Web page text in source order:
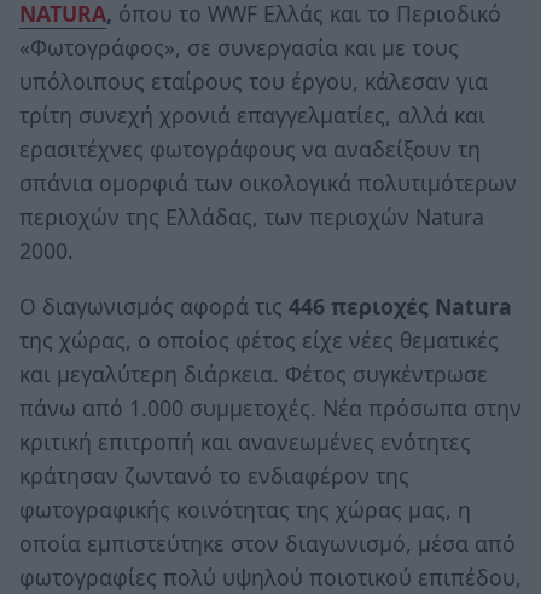
ΝATURA, όπου το WWF Ελλάς και το Περιοδικό
«Φωτογράφος», σε συνεργασία και με τους
υπόλοιπους εταίρους του έργου, κάλεσαν για
τρίτη συνεχή χρονιά επαγγελματίες, αλλά και
ερασιτέχνες φωτογράφους να αναδείξουν τη
σπάνια ομορφιά των οικολογικά πολυτιμότερων
περιοχών της Ελλάδας, των περιοχών Natura
2000.
Ο διαγωνισμός αφορά τις 446 περιοχές Natura
της χώρας, ο οποίος φέτος είχε νέες θεματικές
και μεγαλύτερη διάρκεια. Φέτος συγκέντρωσε
πάνω από 1.000 συμμετοχές. Νέα πρόσωπα στην
κριτική επιτροπή και ανανεωμένες ενότητες
κράτησαν ζωντανό το ενδιαφέρον της
φωτογραφικής κοινότητας της χώρας μας, η
οποία εμπιστεύτηκε στον διαγωνισμό, μέσα από
φωτογραφίες πολύ υψηλού ποιοτικού επιπέδου,